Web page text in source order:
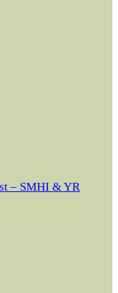
– SMHI & YR